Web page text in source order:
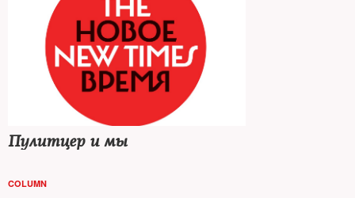
Пулитцер и мы
COLUMN